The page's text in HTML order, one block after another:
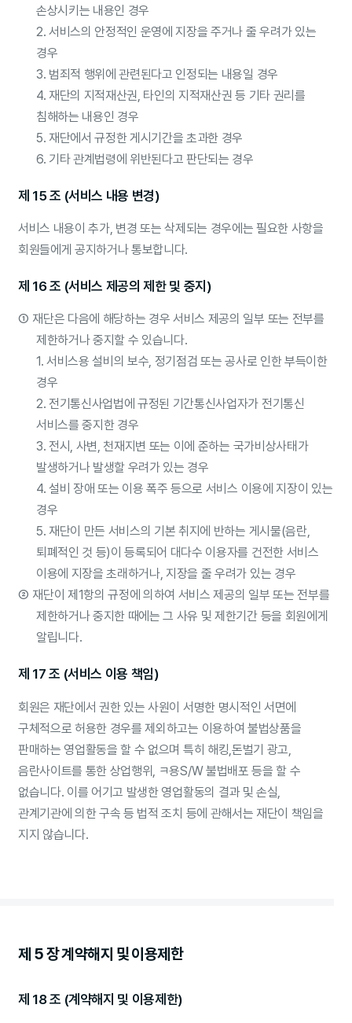
손상시키는 내용인 경우
2. 서비스의 안정적인 운영에 지장을 주거나 줄 우려가 있는
경우
3. 범죄적 행위에 관련된다고 인정되는 내용일 경우
4. 재단의 지적재산권, 타인의 지적재산권 등 기타 권리를
침해하는 내용인 경우
5. 재단에서 규정한 게시기간을 초과한 경우
6. 기타 관계법령에 위반된다고 판단되는 경우
제 15 조 (서비스 내용 변경)
서비스 내용이 추가, 변경 또는 삭제되는 경우에는 필요한 사항을
회원들에게 공지하거나 통보합니다.
제 16 조 (서비스 제공의 제한 및 중지)
① 재단은 다음에 해당하는 경우 서비스 제공의 일부 또는 전부를
제한하거나 중지할 수 있습니다.
1. 서비스용 설비의 보수, 정기점검 또는 공사로 인한 부득이한
경우
2. 전기통신사업법에 규정된 기간통신사업자가 전기통신
서비스를 중지한 경우
3. 전시, 사변, 천재지변 또는 이에 준하는 국가비상사태가
발생하거나 발생할 우려가 있는 경우
4. 설비 장애 또는 이용 폭주 등으로 서비스 이용에 지장이 있는
경우
5. 재단이 만든 서비스의 기본 취지에 반하는 게시물(음란,
퇴폐적인 것 등)이 등록되어 대다수 이용자를 건전한 서비스
이용에 지장을 초래하거나, 지장을 줄 우려가 있는 경우
② 재단이 제1항의 규정에 의하여 서비스 제공의 일부 또는 전부를
제한하거나 중지한 때에는 그 사유 및 제한기간 등을 회원에게
알립니다.
제 17 조 (서비스 이용 책임)
회원은 재단에서 권한 있는 사원이 서명한 명시적인 서면에
구체적으로 허용한 경우를 제외하고는 이용하여 불법상품을
판매하는 영업활동을 할 수 없으며 특히 해킹,돈벌기 광고,
음란사이트를 통한 상업행위, ㅋ용S/W 불법배포 등을 할 수
없습니다. 이를 어기고 발생한 영업활동의 결과 및 손실,
관계기관에 의한 구속 등 법적 조치 등에 관해서는 재단이 책임을
지지 않습니다.
제 5 장 계약해지 및 이용제한
제 18 조 (계약해지 및 이용제한)